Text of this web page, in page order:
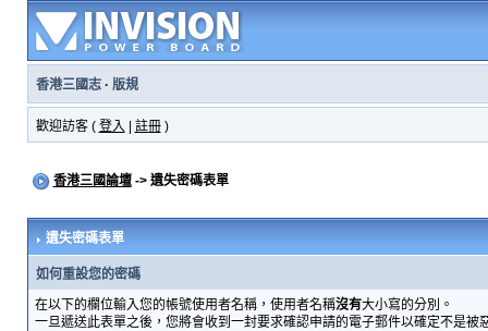
香港三國志· 版規
歡迎訪客 ( 登入 註冊)
香港三國論壇-> 遺失密碼表單
遺失密碼表單
如何重設您的密碼
在以下的欄位輸入您的帳號使用者名稱，使用者名稱沒有大小寫的分別。
一旦遞送此表單之後，您將會收到一封要求確認申請的電子郵件以確定不是